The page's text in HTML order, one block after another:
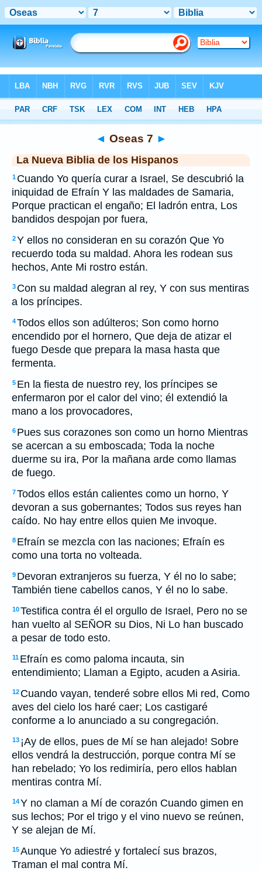
>NBLH > Oseas 7
◄ Oseas 7 ►
La Nueva Biblia de los Hispanos
1 Cuando Yo quería curar a Israel, Se descubrió la
iniquidad de Efraín Y las maldades de Samaria,
Porque practican el engaño; El ladrón entra, Los
bandidos despojan por fuera,
2Y ellos no consideran en su corazón Que Yo
recuerdo toda su maldad. Ahora les rodean sus
hechos, Ante Mi rostro están.
3 Con su maldad alegran al rey, Y con sus mentiras
a los príncipes.
4Todos ellos son adúlteros; Son como horno
encendido por el hornero, Que deja de atizar el
fuego Desde que prepara la masa hasta que
fermenta.
5 En la fiesta de nuestro rey, los príncipes se
enfermaron por el calor del vino; él extendió la
mano a los provocadores,
6 Pues sus corazones son como un horno Mientras
se acercan a su emboscada; Toda la noche
duerme su ira, Por la mañana arde como llamas
de fuego.
7Todos ellos están calientes como un horno, Y
devoran a sus gobernantes; Todos sus reyes han
caído. No hay entre ellos quien Me invoque.
8 Efraín se mezcla con las naciones; Efraín es
como una torta no volteada.
9 Devoran extranjeros su fuerza, Y él no lo sabe;
También tiene cabellos canos, Y él no lo sabe.
10Testifica contra él el orgullo de Israel, Pero no se
han vuelto al SEÑOR su Dios, Ni Lo han buscado
a pesar de todo esto.
11 Efraín es como paloma incauta, sin
entendimiento; Llaman a Egipto, acuden a Asiria.
12 Cuando vayan, tenderé sobre ellos Mi red, Como
aves del cielo los haré caer; Los castigaré
conforme a lo anunciado a su congregación.
13 ¡Ay de ellos, pues de Mí se han alejado! Sobre
ellos vendrá la destrucción, porque contra Mí se
han rebelado; Yo los redimiría, pero ellos hablan
mentiras contra Mí.
14Y no claman a Mí de corazón Cuando gimen en
sus lechos; Por el trigo y el vino nuevo se reúnen,
Y se alejan de Mí.
15Aunque Yo adiestré y fortalecí sus brazos,
Traman el mal contra Mí.